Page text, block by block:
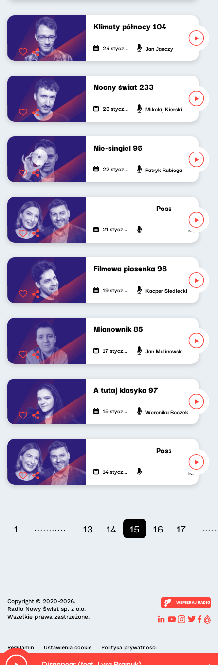
Klimaty północy 104
24 stycznia 2026 Jan Janczy
Nocny świat 233
23 stycznia 2026 Mikołaj Kierski
Nie-singiel 95
22 stycznia 2026 Patryk Rabiega
Poszukiwacze
21 stycznia 2026 Katarzyna
Filmowa piosenka 98
19 stycznia 2026 Kacper Siedlecki
Mianownik 85
17 stycznia 2026 Jan Malinowski
A tutaj klasyka 97
15 stycznia 2026 Weronika Boczek
Poszukiwacze
14 stycznia 2026 Katarzyna
1 ........... 13 14 15 16 17
Copyright © 2020-2026.
Radio Nowy Świat sp. z o.o.
Wszelkie prawa zastrzeżone.
WSPIERAJ RADIO
Regulamin Ustawienia cookie Polityka prywatności